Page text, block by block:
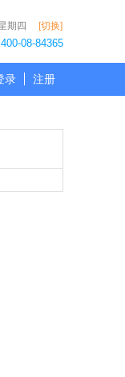
期四 [切换]
400-08-84365
录 注册